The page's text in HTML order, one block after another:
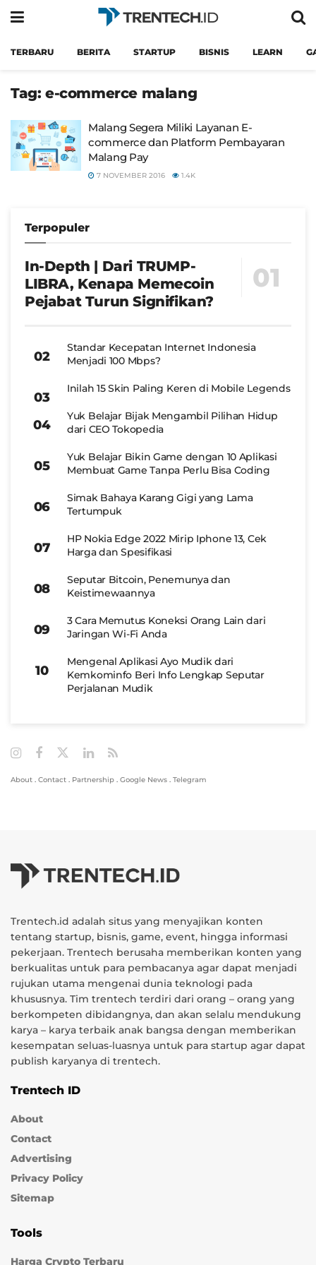
TERBARU BERITA STARTUP BISNIS LEARN
Tag: e-commerce malang
Malang Segera Miliki Layanan E-
commerce dan Platform Pembayaran
Malang Pay
7 NOVEMBER 2016 1.4K
Terpopuler
In-Depth | Dari TRUMP-
LIBRA, Kenapa Memecoin
Pejabat Turun Signifikan?
Standar Kecepatan Internet Indonesia
Menjadi 100 Mbps?
Inilah 15 Skin Paling Keren di Mobile Legends
Yuk Belajar Bijak Mengambil Pilihan Hidup
dari CEO Tokopedia
Yuk Belajar Bikin Game dengan 10 Aplikasi
Membuat Game Tanpa Perlu Bisa Coding
Simak Bahaya Karang Gigi yang Lama
Tertumpuk
HP Nokia Edge 2022 Mirip Iphone 13, Cek
Harga dan Spesifikasi
Seputar Bitcoin, Penemunya dan
Keistimewaannya
3 Cara Memutus Koneksi Orang Lain dari
Jaringan Wi-Fi Anda
Mengenal Aplikasi Ayo Mudik dari
Kemkominfo Beri Info Lengkap Seputar
Perjalanan Mudik
About . Contact . Partnership . Google News . Telegram
Trentech.id adalah situs yang menyajikan konten
tentang startup, bisnis, game, event, hingga informasi
pekerjaan. Trentech berusaha memberikan konten yang
berkualitas untuk para pembacanya agar dapat menjadi
rujukan utama mengenai dunia teknologi pada
khususnya. Tim trentech terdiri dari orang – orang yang
berkompeten dibidangnya, dan akan selalu mendukung
karya – karya terbaik anak bangsa dengan memberikan
kesempatan seluas-luasnya untuk para startup agar dapat
publish karyanya di trentech.
Trentech ID
About
Contact
Advertising
Privacy Policy
Sitemap
Tools
Harga Crypto Terbaru